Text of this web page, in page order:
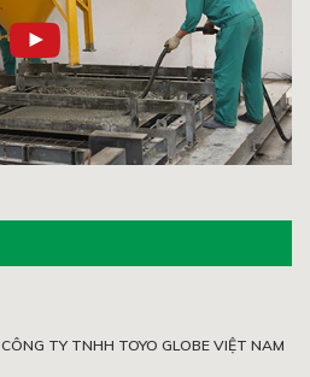
CÔNG TY TNHH TOYO GLOBE VIỆT NAM